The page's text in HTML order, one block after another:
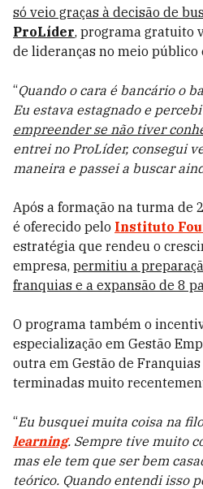
só veio graças à decisão de
ProLíder, programa gratuito
de lideranças no meio público
“Quando o cara é bancário o
Eu estava estagnado e
empreender se não tiver
entrei no ProLíder, consegui
maneira e passei a buscar
Após a formação na turma de
é oferecido pelo Instituto
estratégia que rendeu o
empresa, permitiu a
franquias e a expansão de 8
O programa também o
especialização em Gestão
outra em Gestão de
terminadas muito
“Eu busquei muita coisa na
learning. Sempre tive muito
mas ele tem que ser bem
teórico. Quando entendi isso